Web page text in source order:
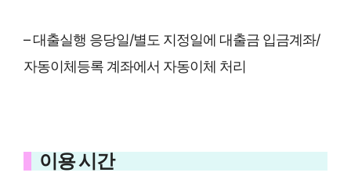
– 대출실행 응당일/별도 지정일에 대출금 입금계좌/
자동이체등록 계좌에서 자동이체 처리
이용 시간